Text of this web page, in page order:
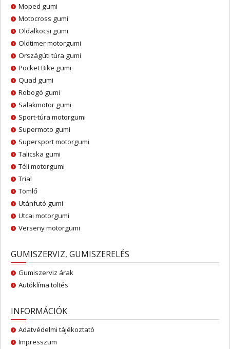
Moped gumi
Motocross gumi
Oldalkocsi gumi
Oldtimer motorgumi
Országúti túra gumi
Pocket Bike gumi
Quad gumi
Robogó gumi
Salakmotor gumi
Sport-túra motorgumi
Supermoto gumi
Supersport motorgumi
Talicska gumi
Téli motorgumi
Trial
Tömlő
Utánfutó gumi
Utcai motorgumi
Verseny motorgumi
GUMISZERVIZ, GUMISZERELÉS
Gumiszerviz árak
Autóklíma töltés
INFORMÁCIÓK
Adatvédelmi tájékoztató
Impresszum